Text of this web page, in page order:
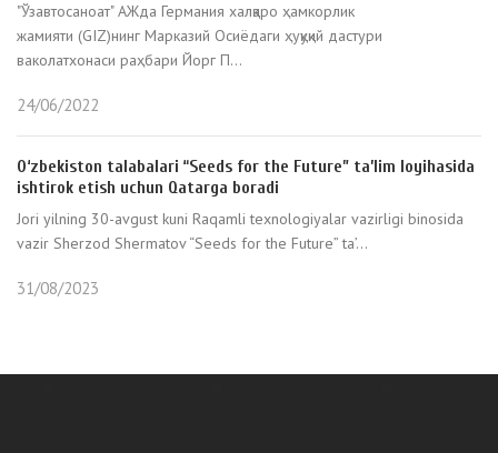
"Ўзавтосаноат" АЖда Германия халқаро ҳамкорлик
жамияти (GIZ)нинг Марказий Осиёдаги ҳуқуқий дастури
ваколатхонаси раҳбари Йорг П...
24/06/2022
O‘zbekiston talabalari “Seeds for the Future” ta’lim loyihasida
ishtirok etish uchun Qatarga boradi
Jori yilning 30-avgust kuni Raqamli texnologiyalar vazirligi binosida
vazir Sherzod Shermatov “Seeds for the Future” ta’...
31/08/2023